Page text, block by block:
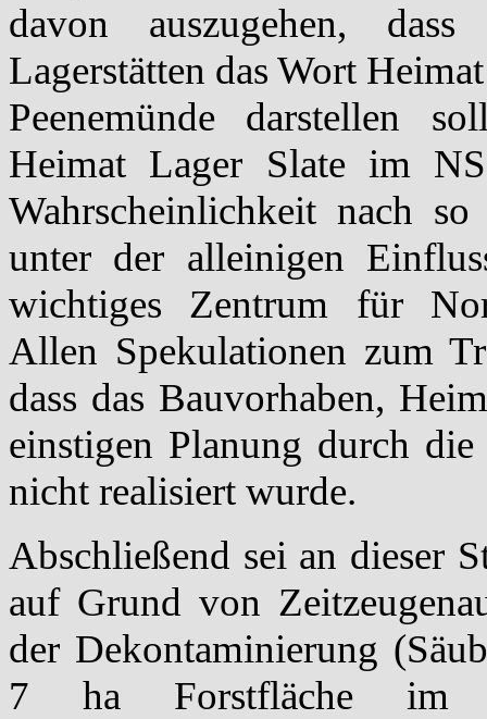
davon auszugehen,
Lagerstätten das Wort
Peenemünde darstellen
Heimat Lager Slate im
Wahrscheinlichkeit nach so
unter der alleinigen
wichtiges Zentrum für
Allen Spekulationen zum
dass das Bauvorhaben,
einstigen Planung durch
nicht realisiert wurde.
Abschließend sei an dieser
auf Grund von
der Dekontaminierung
7 ha Forstfläche im